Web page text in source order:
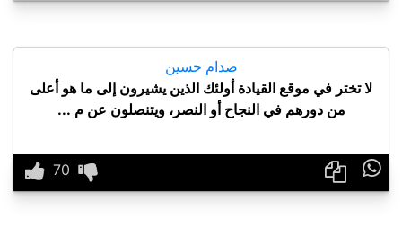
صدام حسين
لا تختر في موقع القيادة أولئك الذين يشيرون إلى ما هو أعلى
من دورهم في النجاح أو النصر، ويتنصلون عن م ...
